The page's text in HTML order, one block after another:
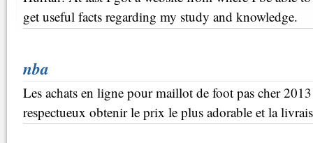
get useful facts regarding my study and knowledge.
nba
Les achats en ligne pour maillot de foot pas cher
respectueux obtenir le prix le plus adorable et la